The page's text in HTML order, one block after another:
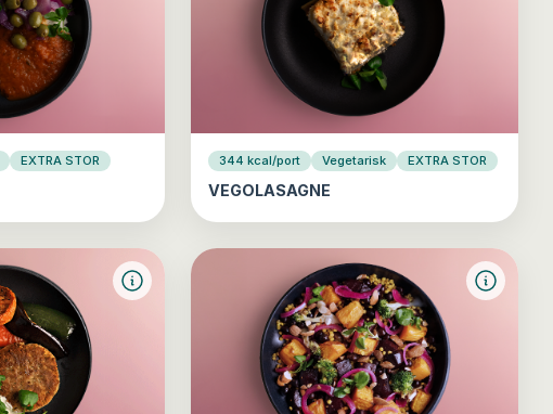
EXTRA STOR 344 kcal/port Vegetarisk EXTRA STOR
VEGOLASAGNE